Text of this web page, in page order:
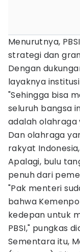
Menurutnya,
strategi dan
Dengan
layaknya
"Sehingga bisa
seluruh bangsa
adalah olahraga
Dan olahraga
rakyat
Apalagi, bulu
penuh dari
"Pak menteri
bahwa
kedepan untuk
PBSI," pungkas
Sementara itu,